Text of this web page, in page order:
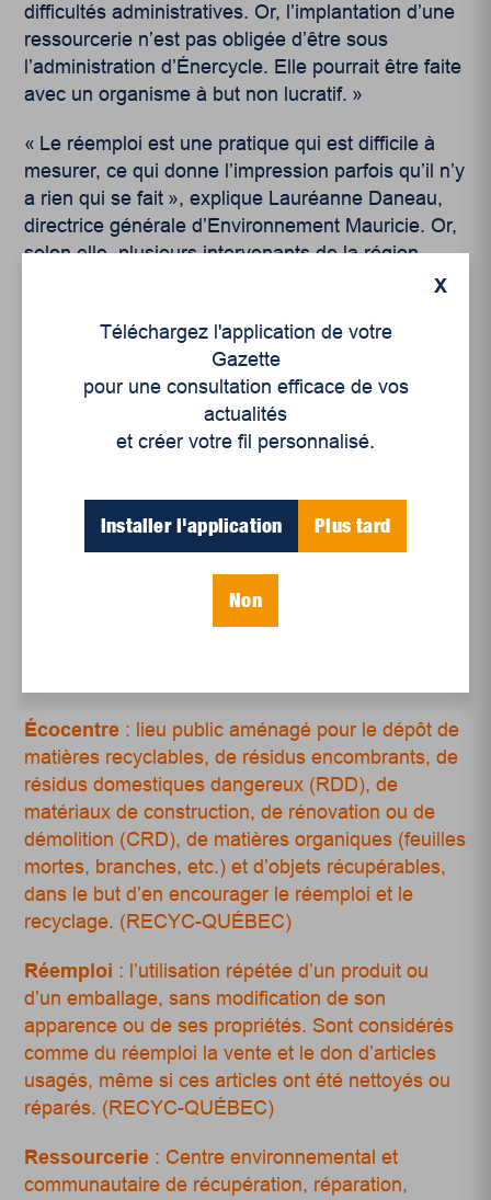
difficultés administratives. Or, l’implantation d’une
ressourcerie n’est pas obligée d’être sous
l’administration d’Énercycle. Elle pourrait être faite
avec un organisme à but non lucratif. »
« Le réemploi est une pratique qui est difficile à
mesurer, ce qui donne l’impression parfois qu’il n’y
a rien qui se fait », explique Lauréanne Daneau,
directrice générale d’Environnement Mauricie. Or,
selon elle, plusieurs intervenants de la région
Ce genre de démarche n’est pas simple et
implique des organismes, institutions et
entreprises d’économie sociale à tous les niveaux
de la chaîne (transport, entreposage, plateaux de
travail pour le démantèlement, etc.) », précise-t-
On peut lire dans le nouveau projet de plan de
gestion d’Énercycle, qu’il prévoit à court terme «
documenter et soutenir les actions des
organismes et entreprises d’économie sociale qui
œuvrent en réemploi et en réduction à la source. »
Écocentre : lieu public aménagé pour le dépôt de
matières recyclables, de résidus encombrants, de
résidus domestiques dangereux (RDD), de
matériaux de construction, de rénovation ou de
démolition (CRD), de matières organiques (feuilles
mortes, branches, etc.) et d’objets récupérables,
dans le but d’en encourager le réemploi et le
recyclage. (RECYC-QUÉBEC)
Réemploi : l’utilisation répétée d’un produit ou
d’un emballage, sans modification de son
apparence ou de ses propriétés. Sont considérés
comme du réemploi la vente et le don d’articles
usagés, même si ces articles ont été nettoyés ou
réparés. (RECYC-QUÉBEC)
Ressourcerie : Centre environnemental et
communautaire de récupération, réparation,
X
Téléchargez l'application de votre
Gazette
pour une consultation efficace de vos
actualités
et créer votre fil personnalisé.
Installer l'application Plus tard
Non